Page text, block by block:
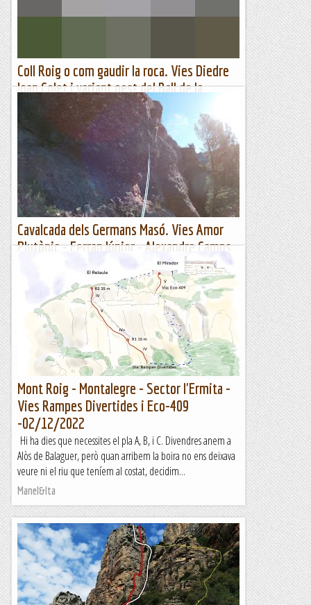
Sisbemessanapren
Coll Roig o com gaudir la roca. Vies Diedre
Joan Colet i variant oest del Ball de la
Filomena. Ripollès. 10-09-2022.
A primer terme el sector Dersu Uzala, la nostra via és a
l'esquerra del tot. Tornem a Coll Roig, tot i que gairebé
hem fet totes els seves vies, a...
Jaumegrimp 2
Cavalcada dels Germans Masó. Vies Amor
Plutònic - Ferran Júnior - Alexandre Camps
Ja feia molt de temps que volia arribar al cim de la Mola
enllaçant els diferents contraforts de parets sumant vies
diferents i avui, dia de la cavalcada de...
Les altres vies...
Mont Roig - Montalegre - Sector l'Ermita -
Vies Rampes Divertides i Eco-409
-02/12/2022
Hi ha dies que necessites el pla A, B, i C. Divendres anem a
Alòs de Balaguer, però quan arribem la boira no ens deixava
veure ni el riu que teníem al costat, decidim...
Manel&Ita